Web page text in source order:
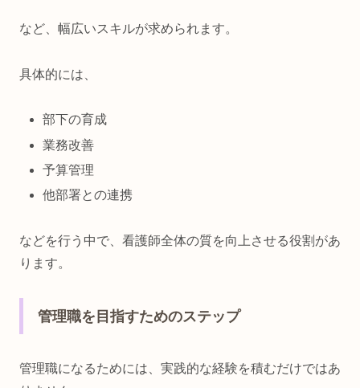
など、幅広いスキルが求められます。
具体的には、
部下の育成
業務改善
予算管理
他部署との連携
などを行う中で、看護師全体の質を向上させる役割があ
ります。
管理職を目指すためのステップ
管理職になるためには、実践的な経験を積むだけではあ